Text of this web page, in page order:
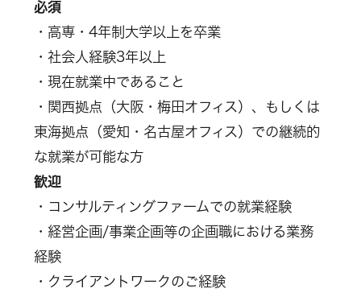
必須
・高専・4年制大学以上を卒業
・社会人経験3年以上
・現在就業中であること
・関西拠点（大阪・梅田オフィス）、もしくは
東海拠点（愛知・名古屋オフィス）での継続的
な就業が可能な方
歓迎
・コンサルティングファームでの就業経験
・経営企画/事業企画等の企画職における業務
経験
・クライアントワークのご経験